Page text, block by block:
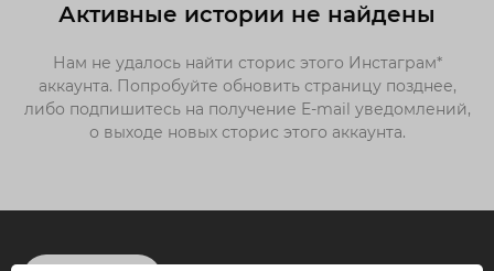
Активные истории не найдены
Нам не удалось найти сторис этого Инстаграм*
аккаунта. Попробуйте обновить страницу позднее,
либо подпишитесь на получение E-mail уведомлений,
о выходе новых сторис этого аккаунта.